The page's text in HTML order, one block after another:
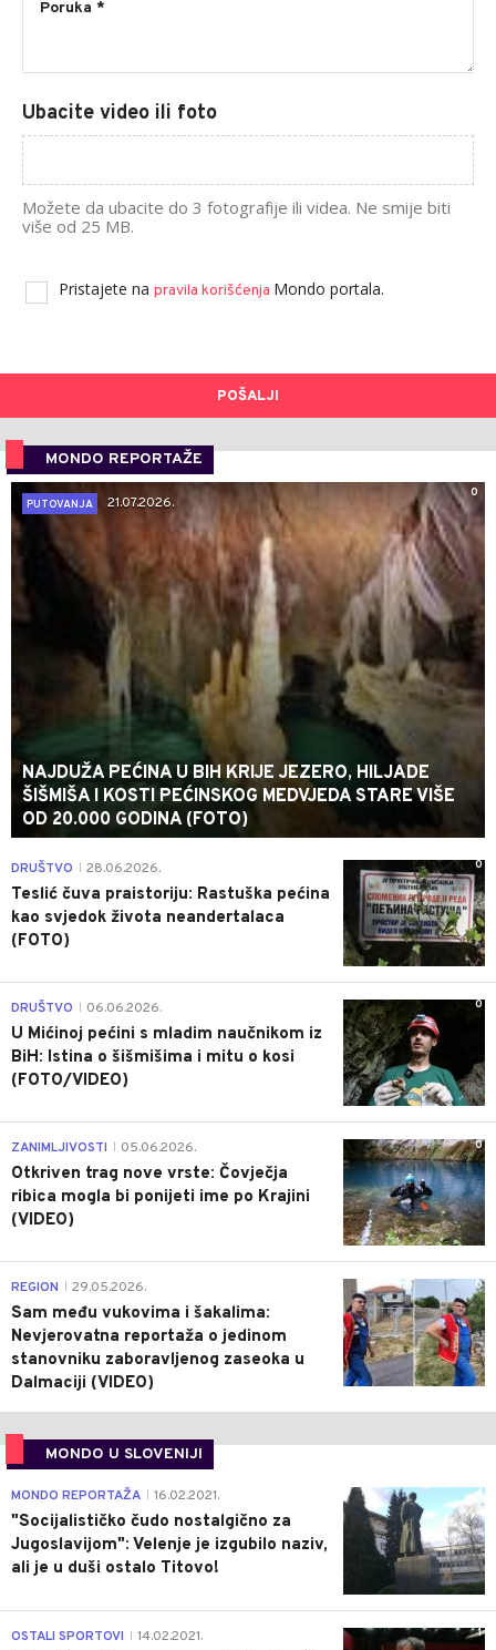
Ubacite video ili foto
Možete da ubacite do 3 fotografije ili videa. Ne smije biti
više od 25 MB.
Pristajete na pravila korišćenja Mondo portala.
POŠALJI
MONDO REPORTAŽE
0
PUTOVANJA
21.07.2026.
NAJDUŽA PEĆINA U BIH KRIJE JEZERO, HILJADE
ŠIŠMIŠA I KOSTI PEĆINSKOG MEDVJEDA STARE VIŠE
OD 20.000 GODINA (FOTO)
0
DRUŠTVO 28.06.2026.
Teslić čuva praistoriju: Rastuška pećina
kao svjedok života neandertalaca
(FOTO)
0
DRUŠTVO 06.06.2026.
U Mićinoj pećini s mladim naučnikom iz
BiH: Istina o šišmišima i mitu o kosi
(FOTO/VIDEO)
0
ZANIMLJIVOSTI 05.06.2026.
Otkriven trag nove vrste: Čovječja
ribica mogla bi ponijeti ime po Krajini
(VIDEO)
0
REGION 29.05.2026.
Sam među vukovima i šakalima:
Nevjerovatna reportaža o jedinom
stanovniku zaboravljenog zaseoka u
Dalmaciji (VIDEO)
MONDO U SLOVENIJI
4
MONDO REPORTAŽA 16.02.2021.
"Socijalističko čudo nostalgično za
Jugoslavijom": Velenje je izgubilo naziv,
ali je u duši ostalo Titovo!
1
OSTALI SPORTOVI 14.02.2021.